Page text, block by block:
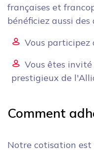
françaises et
bénéficiez aussi
Vous participez
Vous êtes
prestigieux de
Comment
Notre cotisation est